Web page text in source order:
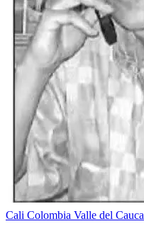
Cali Colombia Valle del Cauca